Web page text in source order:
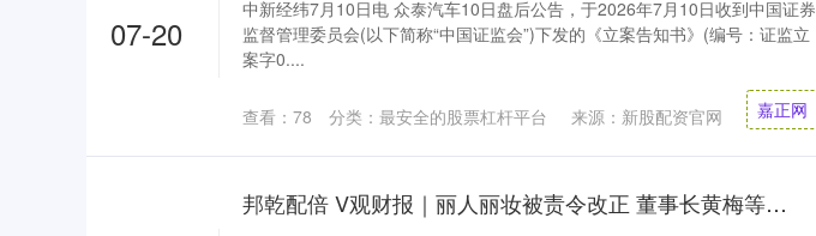
07-20
中新经纬7月10日电 众泰汽车10日盘后公告，于2026年7月10日收到中国证券
监督管理委员会(以下简称“中国证监会”)下发的《立案告知书》(编号：证监立
案字0....
来源：新股配资官网
查看： 78 分类： 最安全的股票杠杆平台 嘉正网
邦乾配倍 V观财报｜丽人丽妆被责令改正 董事长黄梅等6人遭警示